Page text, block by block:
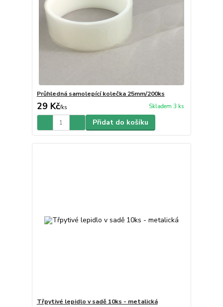
Průhledná samolepící kolečka 25mm/200ks
29 Kč/ks Skladem 3 ks
Přidat do košíku
Třpytivé lepidlo v sadě 10ks - metalická